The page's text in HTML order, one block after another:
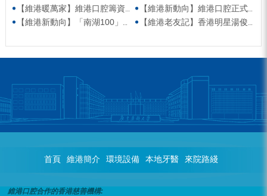
【維港暖萬家】維港口腔籌資捐款援助廣西洪澇災區 攜手香港廣西南寧同鄉會共獻愛心
【維港新動向】維港口腔正式獲聘為「羅湖區社會醫療機構行業協會監事單位」
【維港新動向】「南湖100」品牌發佈會 維港口腔獲評「突出貢獻企業」殊榮
【維港老友記】香港明星湯俊明驚喜現身維港口腔 擔任明星一日店長！
首頁 維港簡介 環境設備 本地牙醫 來院路綫
維港口腔合作的香港慈善機構: